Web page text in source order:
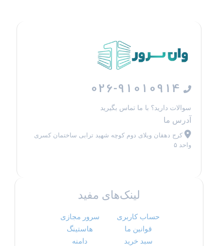
026-91010914
سوالات دارید؟ با ما تماس بگیرید
آدرس ما
کرج دهقان ویلای دوم کوچه شهید ترابی ساختمان کسری
واحد ۵
لینک‌های مفید
حساب کاربری
قوانین ما
سبد خرید
سرور مجازی
هاستینگ
دامنه